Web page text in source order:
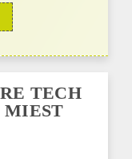
TECH
MIEST